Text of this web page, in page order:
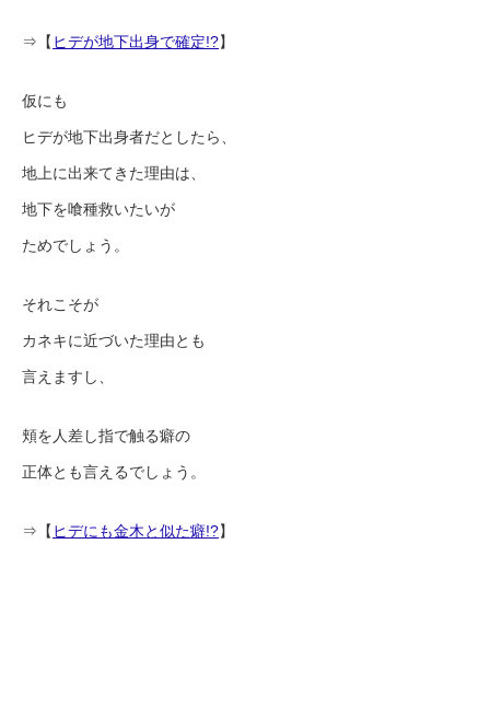
⇒【 ヒデが地下出身で確定!?】
仮にも
ヒデが地下出身者だとしたら、
地上に出来てきた理由は、
地下を喰種救いたいが
ためでしょう。
それこそが
カネキに近づいた理由とも
言えますし、
頬を人差し指で触る癖の
正体とも言えるでしょう。
⇒【 ヒデにも金木と似た癖!?】